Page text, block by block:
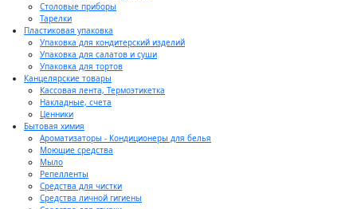
Столовые приборы
Тарелки
Пластиковая упаковка
Упаковка для кондитерский изделий
Упаковка для салатов и суши
Упаковка для тортов
Канцелярские товары
Кассовая лента, Термоэтикетка
Накладные, счета
Ценники
Бытовая химия
Ароматизаторы - Кондиционеры для белья
Моющие средства
Мыло
Репелленты
Средства для чистки
Средства личной гигиены